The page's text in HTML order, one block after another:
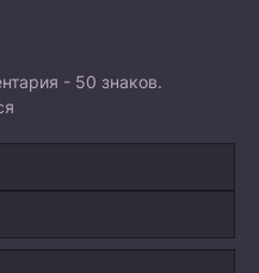
- 50 знаков.